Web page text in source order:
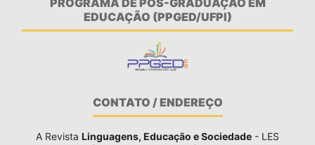
EDUCAÇÃO (PPGED/UFPI)
CONTATO / ENDEREÇO
A Revista Linguagens, Educação e Sociedade - LES